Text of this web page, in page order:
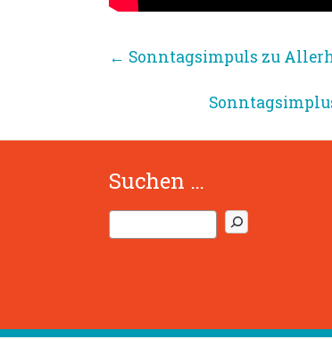
← Sonntagsimpuls zu
Suchen …
u